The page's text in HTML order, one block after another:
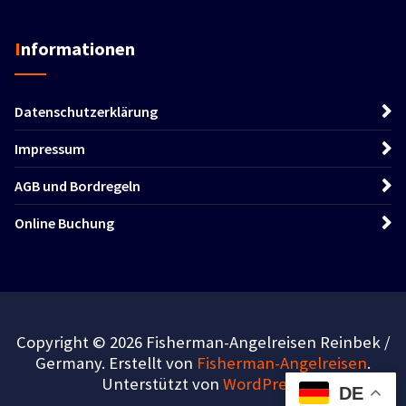
Informationen
Datenschutzerklärung
Impressum
AGB und Bordregeln
Online Buchung
Copyright © 2026 Fisherman-Angelreisen Reinbek /
Germany. Erstellt von Fisherman-Angelreisen.
Unterstützt von WordPress. DE